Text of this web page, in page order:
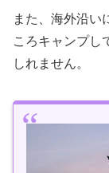
また、海外沿い
ころキャンプし
しれません。